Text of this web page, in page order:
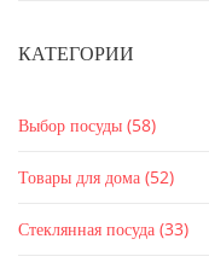
КАТЕГОРИИ
Выбор посуды (58)
Товары для дома (52)
Стеклянная посуда (33)